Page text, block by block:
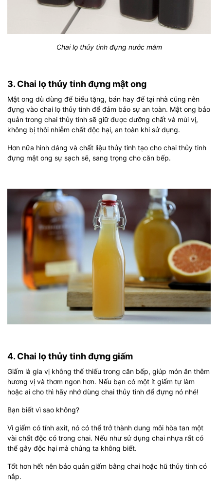
Chai lọ thủy tinh đựng nước mắm
3. Chai lọ thủy tinh đựng mật ong
Mật ong dù dùng để biếu tặng, bán hay để tại nhà cũng nên
đựng vào chai lọ thủy tinh để đảm bảo sự an toàn. Mật ong bảo
quản trong chai thủy tinh sẽ giữ được dưỡng chất và mùi vị,
không bị thôi nhiễm chất độc hại, an toàn khi sử dụng.
Hơn nữa hình dáng và chất liệu thủy tinh tạo cho chai thủy tinh
đựng mật ong sự sạch sẽ, sang trọng cho căn bếp.
4. Chai lọ thủy tinh đựng giấm
Giấm là gia vị không thể thiếu trong căn bếp, giúp món ăn thêm
hương vị và thơm ngon hơn. Nếu bạn có một ít giấm tự làm
hoặc ai cho thì hãy nhớ dùng chai thủy tinh để đựng nó nhé!
Bạn biết vì sao không?
Vì giấm có tính axit, nó có thể trở thành dung môi hòa tan một
vài chất độc có trong chai. Nếu như sử dụng chai nhựa rất có
thể gây độc hại mà chúng ta không biết.
Tốt hơn hết nên bảo quản giấm bằng chai hoặc hũ thủy tinh có
nắp.